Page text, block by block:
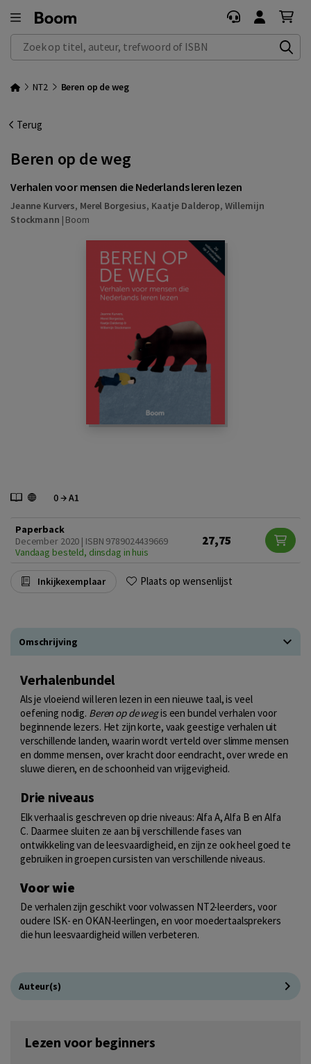
Zoek op titel, auteur, trefwoord of ISBN
NT2 Beren op de weg
Terug
Beren op de weg
Verhalen voor mensen die Nederlands leren lezen
Jeanne Kurvers, Merel Borgesius, Kaatje Dalderop, Willemijn
Stockmann | Boom
Paperback
December 2020 | ISBN 9789024439669
Vandaag besteld, dinsdag in huis
27,75
Inkijkexemplaar Plaats op wensenlijst
Omschrijving
Verhalenbundel
Als je vloeiend wil leren lezen in een nieuwe taal, is veel
oefening nodig. Beren op de wegis een bundel verhalen voor
beginnende lezers. Het zijn korte, vaak geestige verhalen uit
verschillende landen, waarin wordt verteld over slimme mensen
en domme mensen, over kracht door eendracht, over wrede en
sluwe dieren, en de schoonheid van vrijgevigheid.
Drie niveaus
Elk verhaal is geschreven op drie niveaus: Alfa A, Alfa B en Alfa
C. Daarmee sluiten ze aan bij verschillende fases van
ontwikkeling van de leesvaardigheid, en zijn ze ook heel goed te
gebruiken in groepen cursisten van verschillende niveaus.
Voor wie
De verhalen zijn geschikt voor volwassen NT2-leerders, voor
oudere ISK- en OKAN-leerlingen, en voor moedertaalsprekers
die hun leesvaardigheid willen verbeteren.
Auteur(s)
Lezen voor beginners